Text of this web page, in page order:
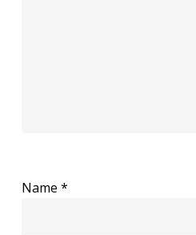
Name *